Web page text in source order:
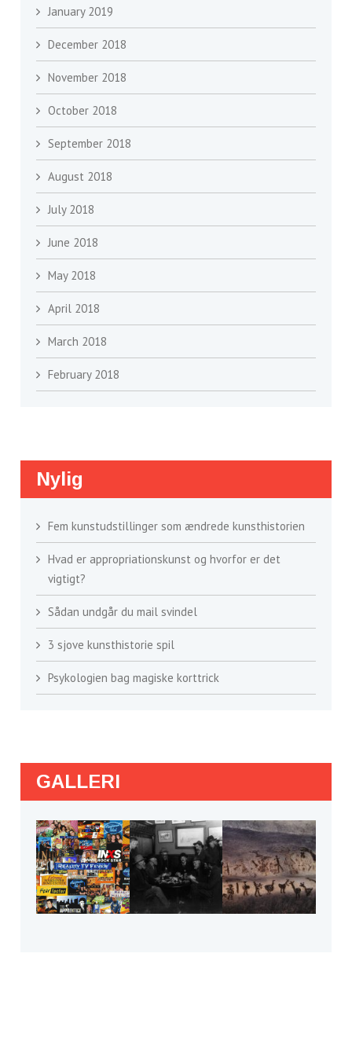
January 2019
December 2018
November 2018
October 2018
September 2018
August 2018
July 2018
June 2018
May 2018
April 2018
March 2018
February 2018
Nylig
Fem kunstudstillinger som ændrede kunsthistorien
Hvad er appropriationskunst og hvorfor er det
vigtigt?
Sådan undgår du mail svindel
3 sjove kunsthistorie spil
Psykologien bag magiske korttrick
GALLERI